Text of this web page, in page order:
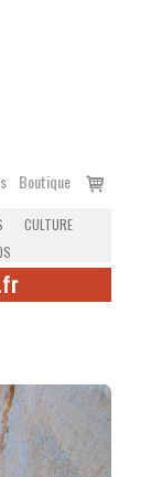
Boutique
Voir
CULTURE